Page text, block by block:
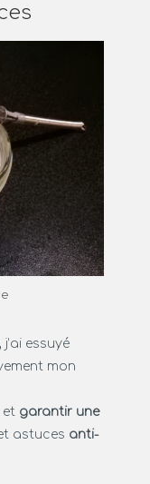
, j’ai essuyé
mon
et garantir une
astuces anti-